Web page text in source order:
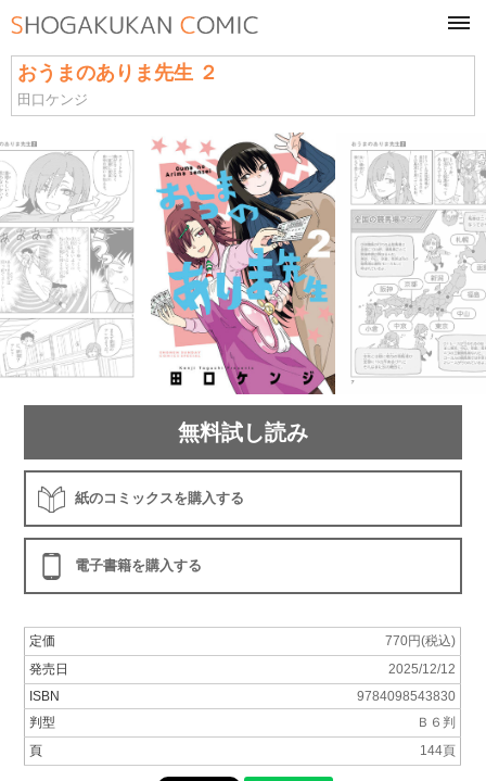
おうまのありま先生 ２
田口ケンジ
無料試し読み
紙のコミックスを購入する
電子書籍を購入する
定価
770円(税込)
発売日
2025/12/12
ISBN
9784098543830
判型
Ｂ６判
頁
144頁